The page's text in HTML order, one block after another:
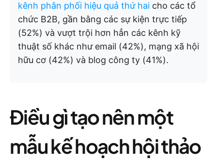
kênh phân phối hiệu quả thứ hai cho các tổ
chức B2B, gần bằng các sự kiện trực tiếp
(52%) và vượt trội hơn hẳn các kênh kỹ
thuật số khác như email (42%), mạng xã hội
hữu cơ (42%) và blog công ty (41%).
Điều gì tạo nên một
mẫu kế hoạch hội thảo